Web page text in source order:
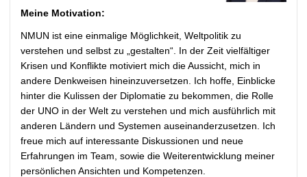
Meine Motivation:
NMUN ist eine einmalige Möglichkeit, Weltpolitik zu
verstehen und selbst zu „gestalten“. In der Zeit vielfältiger
Krisen und Konflikte motiviert mich die Aussicht, mich in
andere Denkweisen hineinzuversetzen. Ich hoffe, Einblicke
hinter die Kulissen der Diplomatie zu bekommen, die Rolle
der UNO in der Welt zu verstehen und mich ausführlich mit
anderen Ländern und Systemen auseinanderzusetzen. Ich
freue mich auf interessante Diskussionen und neue
Erfahrungen im Team, sowie die Weiterentwicklung meiner
persönlichen Ansichten und Kompetenzen.